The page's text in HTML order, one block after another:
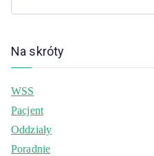
Na skróty
WSS
Pacjent
Oddziały
Poradnie